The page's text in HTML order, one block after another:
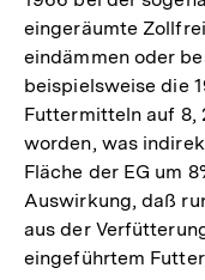
eingeräumte
eindämmen oder
beispielsweise die
Futtermitteln auf 8,
worden, was
Fläche der EG um
Auswirkung, daß
aus der
eingeführtem